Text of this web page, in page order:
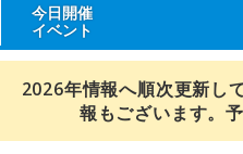
今日開催
イベント
2026年情報へ順次更新し
報もございます。